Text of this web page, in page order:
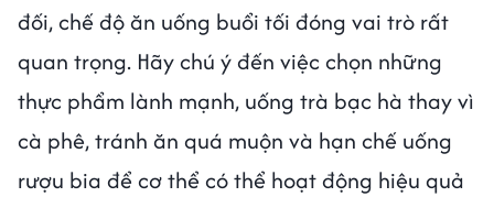
đối, chế độ ăn uống buổi tối đóng vai trò rất
quan trọng. Hãy chú ý đến việc chọn những
thực phẩm lành mạnh, uống trà bạc hà thay vì
cà phê, tránh ăn quá muộn và hạn chế uống
rượu bia để cơ thể có thể hoạt động hiệu quả